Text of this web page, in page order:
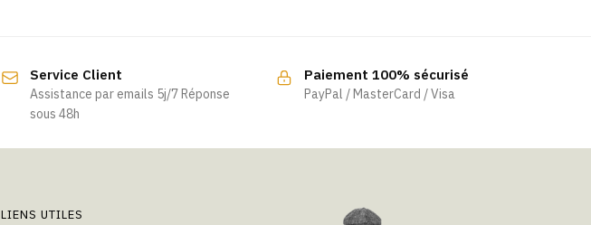
Service Client
Assistance par emails 5j/7 Réponse
sous 48h
Paiement 100% sécurisé
PayPal / MasterCard / Visa
LIENS UTILES